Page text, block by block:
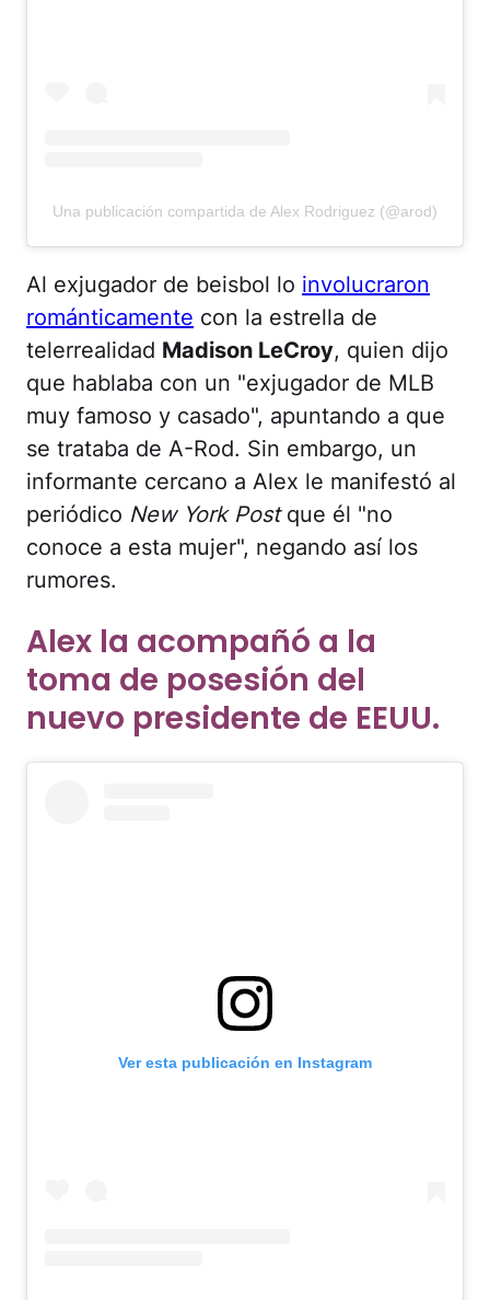
Una publicación compartida de Alex Rodriguez (@arod)
Al exjugador de beisbol lo involucraron
románticamente con la estrella de
telerrealidad Madison LeCroy, quien dijo
que hablaba con un "exjugador de MLB
muy famoso y casado", apuntando a que
se trataba de A-Rod. Sin embargo, un
informante cercano a Alex le manifestó al
periódico New York Postque él "no
conoce a esta mujer", negando así los
rumores.
Alex la acompañó a la
toma de posesión del
nuevo presidente de EEUU.
Ver esta publicación en Instagram